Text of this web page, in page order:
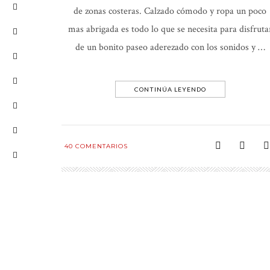
de zonas costeras. Calzado cómodo y ropa un poco
mas abrigada es todo lo que se necesita para
de un bonito paseo aderezado con los sonidos y …
CONTINÚA LEYENDO
40 COMENTARIOS